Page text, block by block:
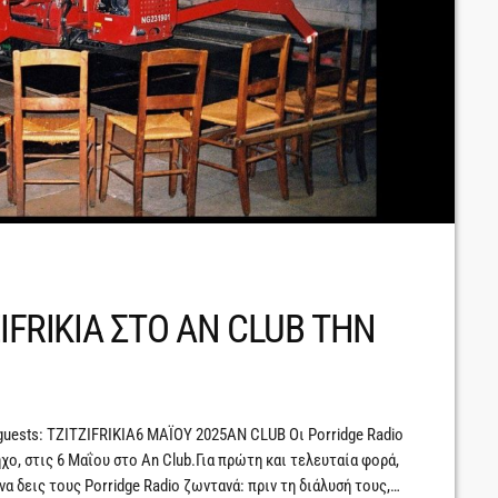
ΣΤΟ ΑΝ CLUB ΤΗΝ
TZITZIFRIKIA6 ΜΑΪΟΥ 2025AN CLUB Οι Porridge Radio
στις 6 Μαΐου στο An Club.Για πρώτη και τελευταία φορά,
δεις τους Porridge Radio ζωντανά: πριν τη διάλυσή τους,